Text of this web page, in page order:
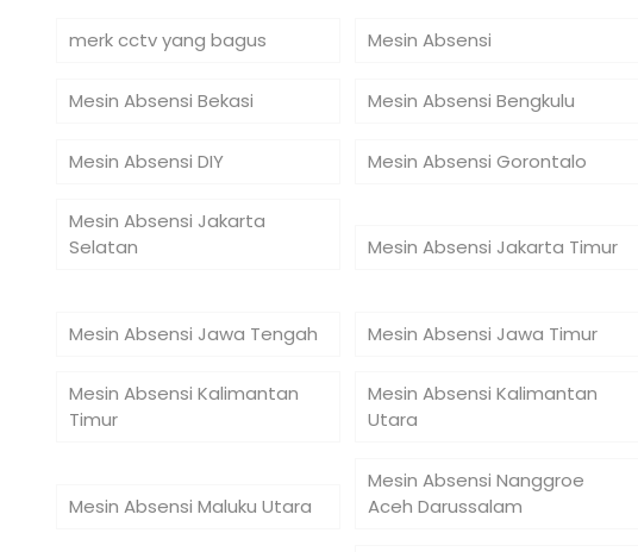
merk cctv yang bagus Mesin Absensi
Mesin Absensi Bekasi Mesin Absensi Bengkulu
Mesin Absensi DIY Mesin Absensi Gorontalo
Mesin Absensi Jakarta
Selatan
Mesin Absensi Jakarta Timur
Mesin Absensi Jawa Tengah Mesin Absensi Jawa Timur
Mesin Absensi Kalimantan
Timur
Mesin Absensi Kalimantan
Utara
Mesin Absensi Maluku Utara
Mesin Absensi Nanggroe
Aceh Darussalam